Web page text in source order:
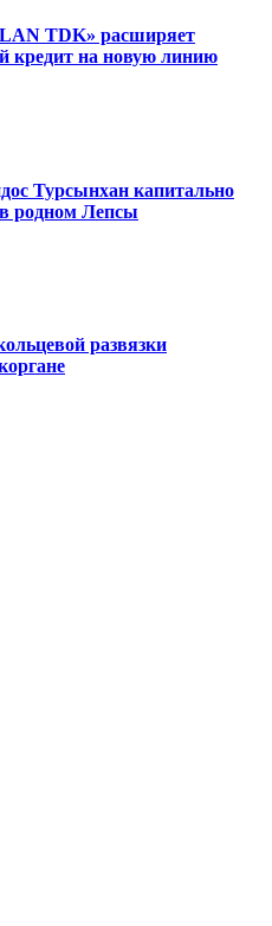
TDK» расширяет
кредит на новую линию
Турсынхан капитально
родном Лепсы
развязки